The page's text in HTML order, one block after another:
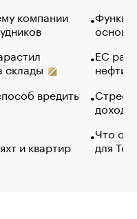
компании
склады
вредить
и квартир
основ
ЕС
нефти
Что
для